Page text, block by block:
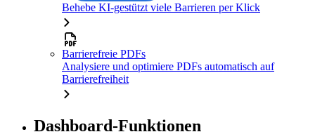
Behebe KI-gestützt viele Barrieren per Klick
Barrierefreie PDFs
Analysiere und optimiere PDFs automatisch auf
Barrierefreiheit
Dashboard-Funktionen